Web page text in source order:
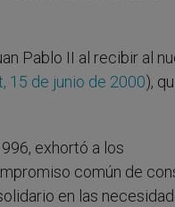
Pablo II al recibir al
15 de junio de 2000),
exhortó a los
común de
en las